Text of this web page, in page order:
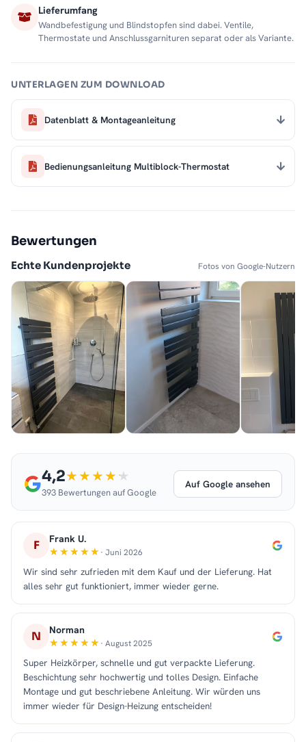
Lieferumfang
Wandbefestigung und Blindstopfen sind dabei. Ventile,
Thermostate und Anschlussgarnituren separat oder als Variante.
UNTERLAGEN ZUM DOWNLOAD
Datenblatt & Montageanleitung
Bedienungsanleitung Multiblock-Thermostat
Bewertungen
Echte Kundenprojekte Fotos von Google-Nutzern
4,2
393 Bewertungen auf Google
Auf Google ansehen
F Frank U.
· Juni 2026
Wir sind sehr zufrieden mit dem Kauf und der Lieferung. Hat
alles sehr gut funktioniert, immer wieder gerne.
N Norman
· August 2025
Super Heizkörper, schnelle und gut verpackte Lieferung.
Beschichtung sehr hochwertig und tolles Design. Einfache
Montage und gut beschriebene Anleitung. Wir würden uns
immer wieder für Design-Heizung entscheiden!